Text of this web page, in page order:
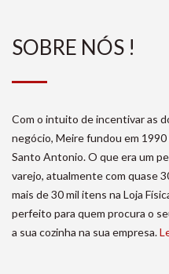
SOBRE NÓS !
Com o intuito de incentivar as
negócio, Meire fundou em
Santo Antonio. O que era um
varejo, atualmente com quase
mais de 30 mil itens na Loja
perfeito para quem procura o
a sua cozinha na sua empresa.